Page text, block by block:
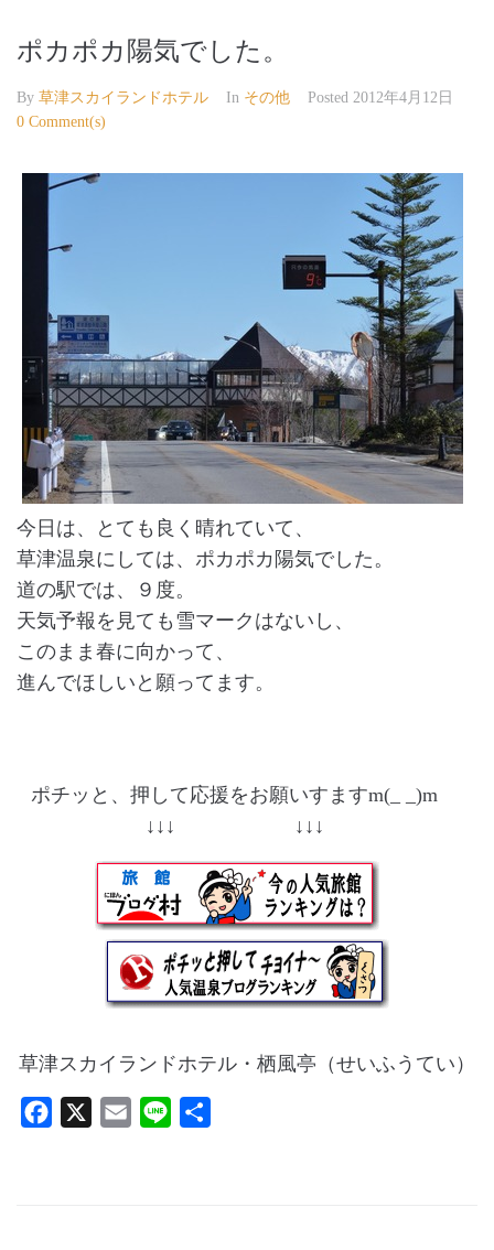
ポカポカ陽気でした。
By 草津スカイランドホテル In その他 Posted 2012年4月12日
0 Comment(s)
今日は、とても良く晴れていて、
草津温泉にしては、ポカポカ陽気でした。
道の駅では、９度。
天気予報を見ても雪マークはないし、
このまま春に向かって、
進んでほしいと願ってます。
ポチッと、押して応援をお願いすますm(_ _)m
↓↓↓ ↓↓↓
草津スカイランドホテル・栖風亭（せいふうてい）